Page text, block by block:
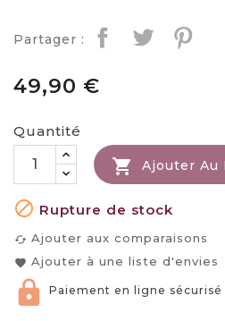
Partager :
49,90 €
Quantité
 Ajouter Au
 Rupture de stock
cached Ajouter aux comparaisons
favorite Ajouter à une liste d'envies
Paiement en ligne sécurisé